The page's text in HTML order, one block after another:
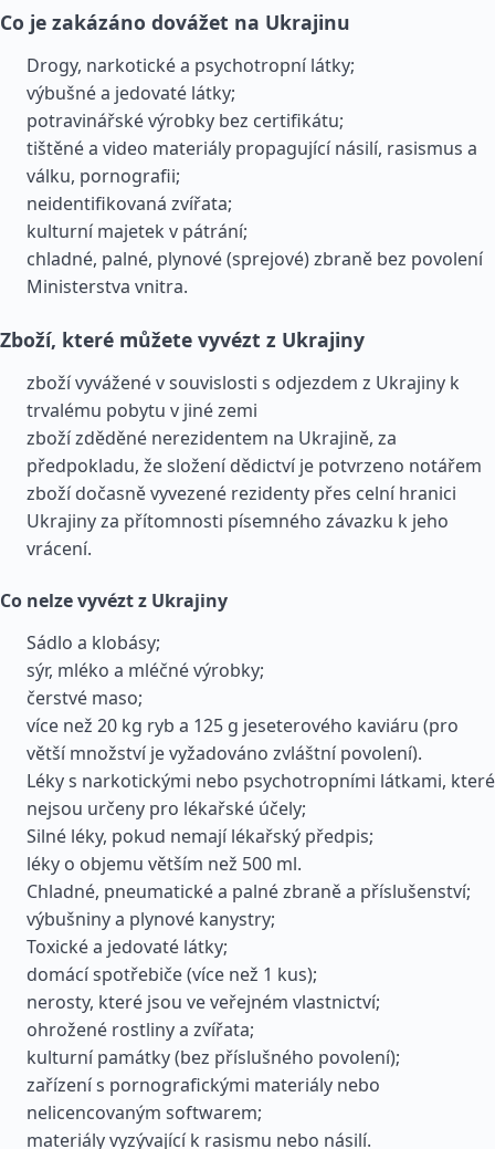
Co je zakázáno dovážet na Ukrajinu
Drogy, narkotické a psychotropní látky;
výbušné a jedovaté látky;
potravinářské výrobky bez certifikátu;
tištěné a video materiály propagující násilí, rasismus a
válku, pornografii;
neidentifikovaná zvířata;
kulturní majetek v pátrání;
chladné, palné, plynové (sprejové) zbraně bez povolení
Ministerstva vnitra.
Zboží, které můžete vyvézt z Ukrajiny
zboží vyvážené v souvislosti s odjezdem z Ukrajiny k
trvalému pobytu v jiné zemi
zboží zděděné nerezidentem na Ukrajině, za
předpokladu, že složení dědictví je potvrzeno notářem
zboží dočasně vyvezené rezidenty přes celní hranici
Ukrajiny za přítomnosti písemného závazku k jeho
vrácení.
Co nelze vyvézt z Ukrajiny
Sádlo a klobásy;
sýr, mléko a mléčné výrobky;
čerstvé maso;
více než 20 kg ryb a 125 g jeseterového kaviáru (pro
větší množství je vyžadováno zvláštní povolení).
Léky s narkotickými nebo psychotropními látkami, které
nejsou určeny pro lékařské účely;
Silné léky, pokud nemají lékařský předpis;
léky o objemu větším než 500 ml.
Chladné, pneumatické a palné zbraně a příslušenství;
výbušniny a plynové kanystry;
Toxické a jedovaté látky;
domácí spotřebiče (více než 1 kus);
nerosty, které jsou ve veřejném vlastnictví;
ohrožené rostliny a zvířata;
kulturní památky (bez příslušného povolení);
zařízení s pornografickými materiály nebo
nelicencovaným softwarem;
materiály vyzývající k rasismu nebo násilí.